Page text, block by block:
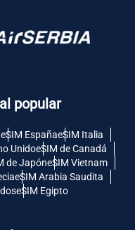
popular
eSIM EspañaeSIM Italia
UnidoeSIM de Canadá
de JapóneSIM Vietnam
eSIM Arabia Saudita
eSIM Egipto